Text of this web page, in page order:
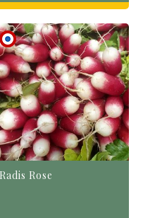
Radis Rose